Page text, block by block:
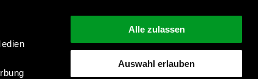
Alle zulassen
Auswahl erlauben